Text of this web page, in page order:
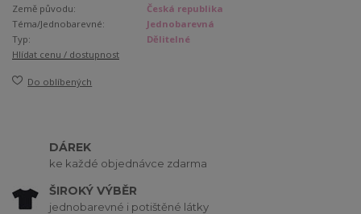
Země původu:
Česká republika
Téma/Jednobarevné:
Jednobarevná
Typ:
Dělitelné
Hlídat cenu / dostupnost
Do oblíbených
DÁREK
ke každé objednávce zdarma
ŠIROKÝ VÝBĚR
jednobarevné i potištěné látky